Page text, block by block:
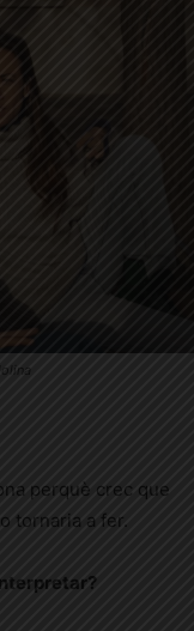
perquè crec que
tornaria a fer.